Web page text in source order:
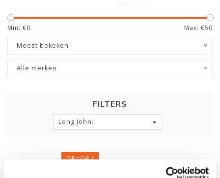
Min: €0 Max: €50
Meest bekeken
Alle merken
FILTERS
Long John:
OP=OP !
GUL WARMTEPAK HYDROSHIELD WOMEN,